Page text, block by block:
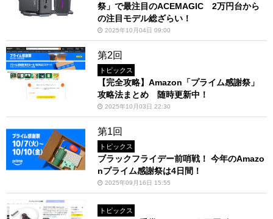
祭」で最注目のACEMAGIC 2万円台から
の注目モデル総ざらい！
2025年10月04日 09:00
第2回
トピックス
【完全攻略】Amazon「プライム感謝祭」
攻略法まとめ 随時更新中！
2025年10月03日 22:30
第1回
トピックス
ブラックフライデー前哨戦！ 今年のAmazo
nプライム感謝祭は4日間！
2025年09月16日 15:55
トピックス